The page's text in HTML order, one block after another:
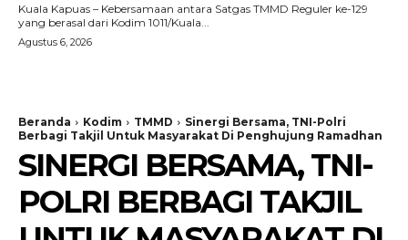
Kuala Kapuas – Kebersamaan antara Satgas TMMD Reguler ke-129
yang berasal dari Kodim 1011/Kuala...
Agustus 6, 2026